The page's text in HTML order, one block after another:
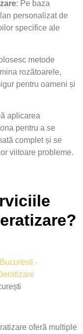
: Pe baza
personalizat de
specifice ale
metode
rozătoarele,
pentru oameni și
aplicarea
pentru a se
complet și se
viitoare probleme.
oferă multiple